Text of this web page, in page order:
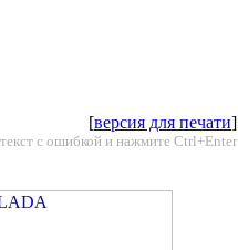
[версия для печати]
с ошибкой и нажмите Ctrl+Enter